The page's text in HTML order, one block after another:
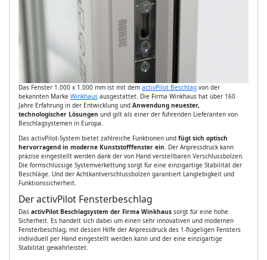
Das Fenster 1.000 x 1.000 mm ist mit dem activPilot Beschlag von der
bekannten Marke Winkhaus ausgestattet. Die Firma Winkhaus hat über 160
Jahre Erfahrung in der Entwicklung und Anwendung neuester,
technologischer Lösungen und gilt als einer der führenden Lieferanten von
Beschlagsystemen in Europa.
Das activPilot-System bietet zahlreiche Funktionen und fügt sich optisch
hervorragend in moderne Kunststofffenster ein . Der Anpressdruck kann
präzise eingestellt werden dank der von Hand verstellbaren Verschlussbolzen.
Die formschlüssige Systemverkettung sorgt für eine einzigartige Stabilität der
Beschläge. Und der Achtkantverschlussbolzen garantiert Langlebigkeit und
Funktionssicherheit.
Der activPilot Fensterbeschlag
Das activPilot Beschlagsystem der Firma Winkhaus sorgt für eine hohe
Sicherheit. Es handelt sich dabei um einen sehr innovativen und modernen
Fensterbeschlag, mit dessen Hilfe der Anpressdruck des 1-flügeligen Fensters
individuell per Hand eingestellt werden kann und der eine einzigartige
Stabilität gewährleistet.